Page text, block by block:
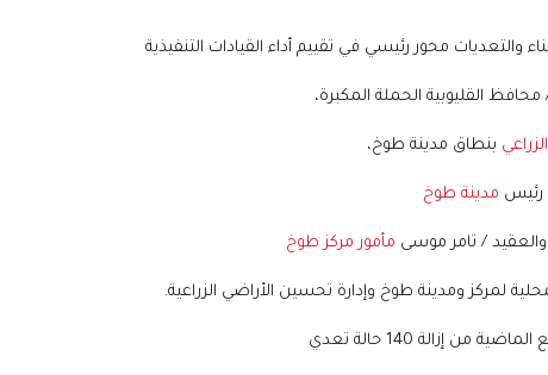
والتعديات محور رئيسي في تقييم أداء القيادات التنفيذية
القليوبية الحملة المكبرة،
بنطاق مدينة طوخ،
رئيس مدينة طوخ
/ تامر موسى مأمور مركز طوخ
لمركز ومدينة طوخ وإدارة تحسين الأراضي الزراعية.
إزالة 140 حالة تعدي